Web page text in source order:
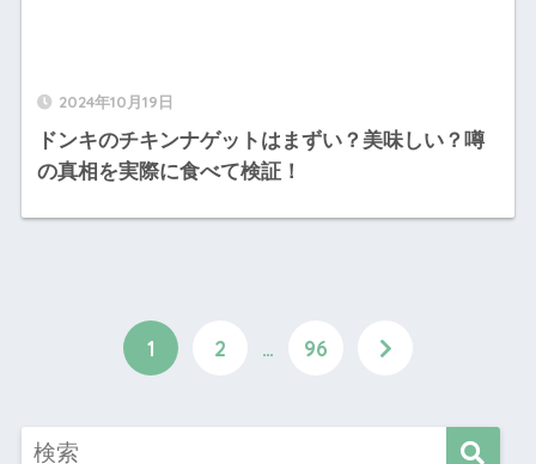
2024年10月19日
ドンキのチキンナゲットはまずい？美味しい？噂
の真相を実際に食べて検証！
1 2 … 96